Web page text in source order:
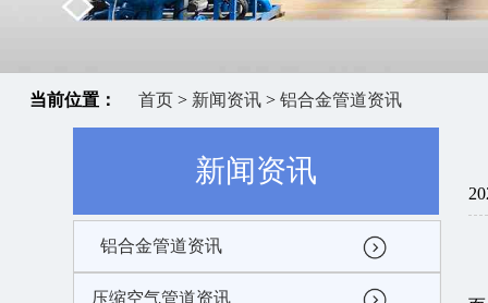
当前位置： 首页> 新闻资讯> 铝合金管道资讯
新闻资讯
铝合金管道资讯
压缩空气管道资讯